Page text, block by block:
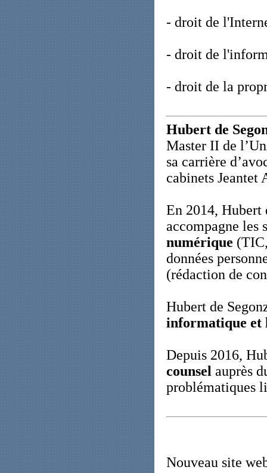
- droit de
- droit de
- droit de la
Hubert de
Master II de
sa carrière
cabinets Jeantet
En 2014, Hubert
accompagne les
numérique
données
(rédaction de
Hubert de
informatique et
Depuis 2016,
counsel auprès
problématiques
Nouveau site